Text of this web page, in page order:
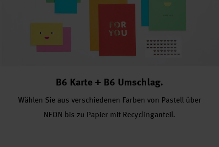
B6 Karte + B6 Umschlag.
Wählen Sie aus verschiedenen Farben von Pastell über
NEON bis zu Papier mit Recyclinganteil.